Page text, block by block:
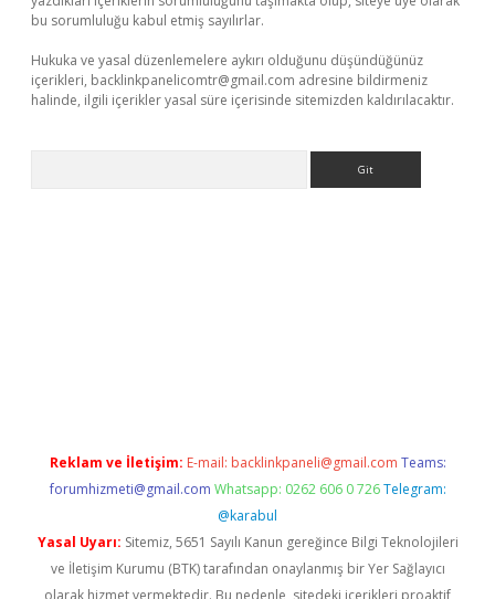
bu sorumluluğu kabul etmiş sayılırlar.
Hukuka ve yasal düzenlemelere aykırı olduğunu düşündüğünüz
içerikleri, backlinkpanelicomtr@gmail.com adresine bildirmeniz
halinde, ilgili içerikler yasal süre içerisinde sitemizden kaldırılacaktır.
Reklam ve İletişim: E-mail: backlinkpaneli@gmail.com Teams:
forumhizmeti@gmail.com Whatsapp: 0262 606 0 726 Telegram:
@karabul
Yasal Uyarı: Sitemiz, 5651 Sayılı Kanun gereğince Bilgi Teknolojileri
ve İletişim Kurumu (BTK) tarafından onaylanmış bir Yer Sağlayıcı
olarak hizmet vermektedir. Bu nedenle, sitedeki içerikleri proaktif